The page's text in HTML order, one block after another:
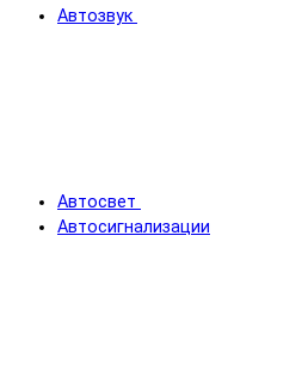
Автозвук
Автосвет
Автосигнализации